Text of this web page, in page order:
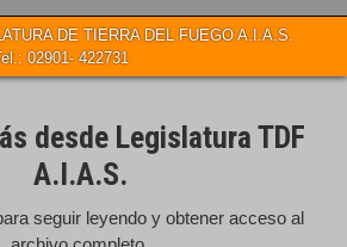
DE TIERRA DEL FUEGO A.I.A.S.
02901- 422731
desde Legislatura TDF
A.I.A.S.
seguir leyendo y obtener acceso al